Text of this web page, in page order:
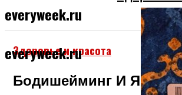
everyweek.ru
everyweek.ru
Здоровье и красота
Бодишейминг И